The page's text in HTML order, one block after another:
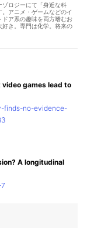
ロジーにて「身近な科
アニメ・ゲームなどのイ
ア系の趣味を両方嗜むお
き。専門は化学。将来の
games lead to
finds-no-evidence-
A longitudinal